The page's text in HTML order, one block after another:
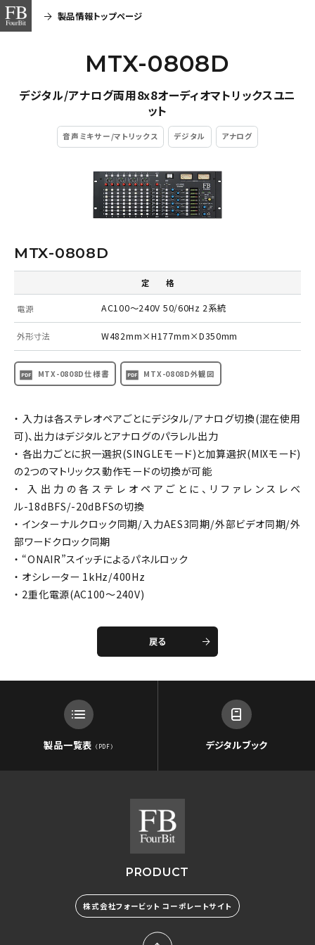
製品情報トップページ
MTX-0808D
デジタル/アナログ両用8x8オーディオマトリックスユニ
ット
音声ミキサー/マトリックス デジタル アナログ
MTX-0808D
定 格
電源 AC100～240V 50/60Hz 2系統
外形寸法 W482mm×H177mm×D350mm
MTX-0808D仕様書 MTX-0808D外観図
・ 入力は各ステレオペアごとにデジタル/アナログ切換(混在使用
可)、出力はデジタルとアナログのパラレル出力
・ 各出力ごとに択一選択(SINGLEモード)と加算選択(MIXモード)
の2つのマトリックス動作モードの切換が可能
・ 入出力の各ステレオペアごとに、リファレンスレベ
ル-18dBFS/-20dBFSの切換
・ インターナルクロック同期/入力AES3同期/外部ビデオ同期/外
部ワードクロック同期
・ “ONAIR”スイッチによるパネルロック
・ オシレーター 1kHz/400Hz
・ 2重化電源(AC100～240V)
戻る
製品一覧表 （PDF） デジタルブック
PRODUCT
株式会社フォービット コーポレートサイト